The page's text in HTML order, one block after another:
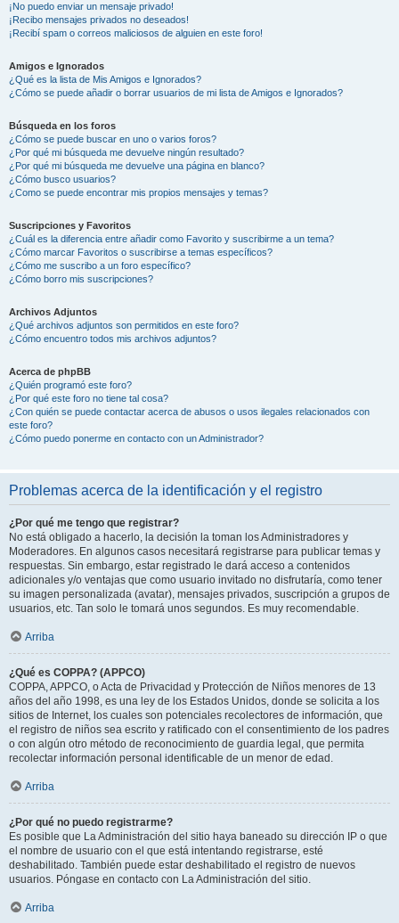
¡No puedo enviar un mensaje privado!
¡Recibo mensajes privados no deseados!
¡Recibí spam o correos maliciosos de alguien en este foro!
Amigos e Ignorados
¿Qué es la lista de Mis Amigos e Ignorados?
¿Cómo se puede añadir o borrar usuarios de mi lista de Amigos e Ignorados?
Búsqueda en los foros
¿Cómo se puede buscar en uno o varios foros?
¿Por qué mi búsqueda me devuelve ningún resultado?
¿Por qué mi búsqueda me devuelve una página en blanco?
¿Cómo busco usuarios?
¿Como se puede encontrar mis propios mensajes y temas?
Suscripciones y Favoritos
¿Cuál es la diferencia entre añadir como Favorito y suscribirme a un tema?
¿Cómo marcar Favoritos o suscribirse a temas específicos?
¿Cómo me suscribo a un foro específico?
¿Cómo borro mis suscripciones?
Archivos Adjuntos
¿Qué archivos adjuntos son permitidos en este foro?
¿Cómo encuentro todos mis archivos adjuntos?
Acerca de phpBB
¿Quién programó este foro?
¿Por qué este foro no tiene tal cosa?
¿Con quién se puede contactar acerca de abusos o usos ilegales relacionados con
este foro?
¿Cómo puedo ponerme en contacto con un Administrador?
Problemas acerca de la identificación y el registro
¿Por qué me tengo que registrar?
No está obligado a hacerlo, la decisión la toman los Administradores y
Moderadores. En algunos casos necesitará registrarse para publicar temas y
respuestas. Sin embargo, estar registrado le dará acceso a contenidos
adicionales y/o ventajas que como usuario invitado no disfrutaría, como tener
su imagen personalizada (avatar), mensajes privados, suscripción a grupos de
usuarios, etc. Tan solo le tomará unos segundos. Es muy recomendable.
Arriba
¿Qué es COPPA? (APPCO)
COPPA, APPCO, o Acta de Privacidad y Protección de Niños menores de 13
años del año 1998, es una ley de los Estados Unidos, donde se solicita a los
sitios de Internet, los cuales son potenciales recolectores de información, que
el registro de niños sea escrito y ratificado con el consentimiento de los padres
o con algún otro método de reconocimiento de guardia legal, que permita
recolectar información personal identificable de un menor de edad.
Arriba
¿Por qué no puedo registrarme?
Es posible que La Administración del sitio haya baneado su dirección IP o que
el nombre de usuario con el que está intentando registrarse, esté
deshabilitado. También puede estar deshabilitado el registro de nuevos
usuarios. Póngase en contacto con La Administración del sitio.
Arriba